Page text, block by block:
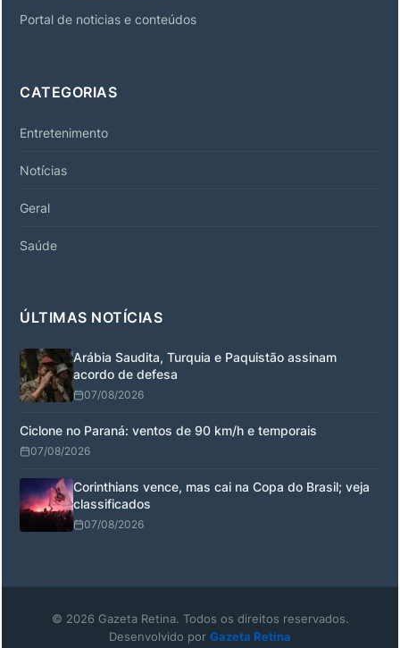
Portal de noticias e conteúdos
CATEGORIAS
Entretenimento
Notícias
Geral
Saúde
ÚLTIMAS NOTÍCIAS
Arábia Saudita, Turquia e Paquistão assinam
acordo de defesa
07/08/2026
Ciclone no Paraná: ventos de 90 km/h e temporais
07/08/2026
Corinthians vence, mas cai na Copa do Brasil; veja
classificados
07/08/2026
© 2026 Gazeta Retina. Todos os direitos reservados.
Desenvolvido por Gazeta Retina